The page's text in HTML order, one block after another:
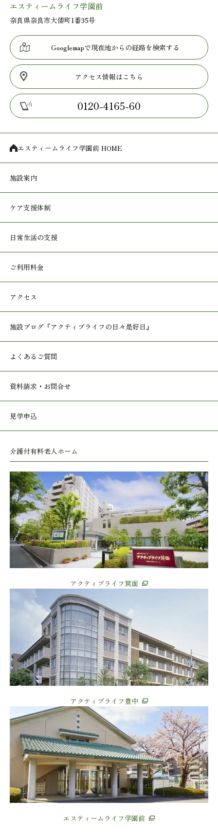
エスティームライフ学園前
奈良県奈良市大倭町1番35号
Googlemapで現在地からの経路を検索する
アクセス情報はこちら
0120-4165-60
エスティームライフ学園前 HOME
施設案内
ケア支援体制
日常生活の支援
ご利用料金
アクセス
施設ブログ 『アクティブライフの日々是好日』
よくあるご質問
資料請求・お問合せ
見学申込
介護付有料老人ホーム
アクティブライフ箕面
アクティブライフ豊中
エスティームライフ学園前